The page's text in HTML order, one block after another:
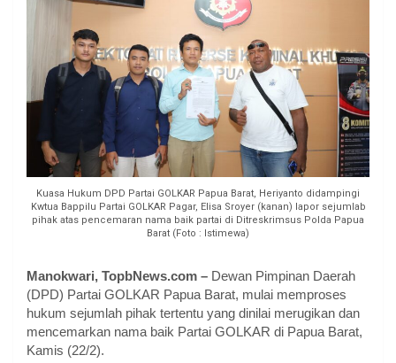
Kuasa Hukum DPD Partai GOLKAR Papua Barat, Heriyanto didampingi
Kwtua Bappilu Partai GOLKAR Pagar, Elisa Sroyer (kanan) lapor sejumlab
pihak atas pencemaran nama baik partai di Ditreskrimsus Polda Papua
Barat (Foto : Istimewa)
Manokwari, TopbNews.com – Dewan Pimpinan Daerah
(DPD) Partai GOLKAR Papua Barat, mulai memproses
hukum sejumlah pihak tertentu yang dinilai merugikan dan
mencemarkan nama baik Partai GOLKAR di Papua Barat,
Kamis (22/2).